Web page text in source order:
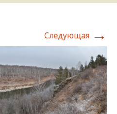
Следующая →